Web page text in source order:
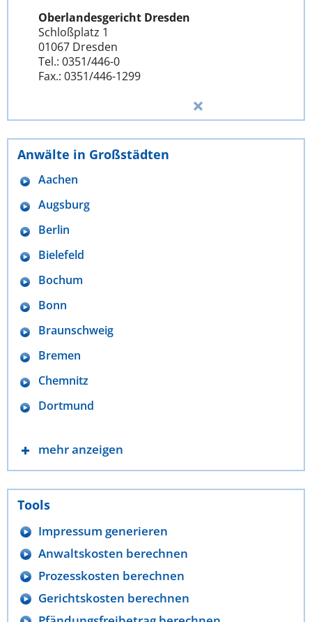
Oberlandesgericht Dresden
Schloßplatz 1
01067 Dresden
Tel.: 0351/446-0
Fax.: 0351/446-1299
Anwälte in Großstädten
Aachen
Augsburg
Berlin
Bielefeld
Bochum
Bonn
Braunschweig
Bremen
Chemnitz
Dortmund
mehr anzeigen
Tools
Impressum generieren
Anwaltskosten berechnen
Prozesskosten berechnen
Gerichtskosten berechnen